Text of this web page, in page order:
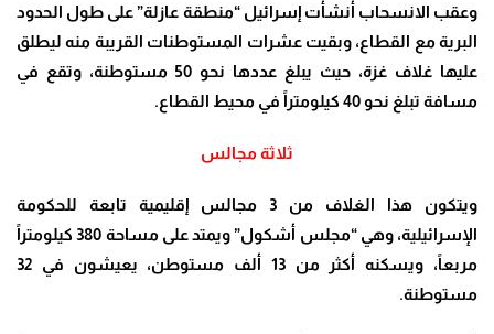
وعقب الانسحاب أنشأت إسرائيل “منطقة عازلة” على طول الحدود
البرية مع القطاع، وبقيت عشرات المستوطنات القريبة منه ليطلق
عليها غلاف غزة، حيث يبلغ عددها نحو 50 مستوطنة، وتقع في
مسافة تبلغ نحو 40 كيلومتراً في محيط القطاع
.
ثلاثة مجالس
ويتكون هذا الغلاف من 3 مجالس إقليمية تابعة للحكومة
الإسرائيلية، وهي “مجلس أشكول” ويمتد على مساحة 380 كيلومتراً
مربعاً، ويسكنه أكثر من 13 ألف مستوطن، يعيشون في 32
مستوطنة.